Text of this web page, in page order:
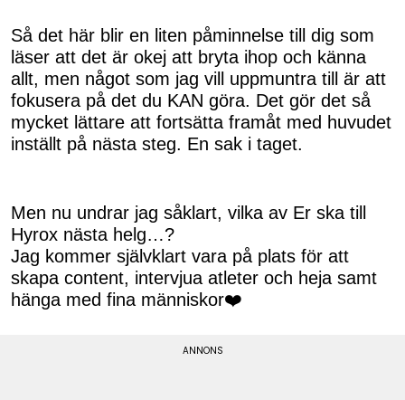
Så det här blir en liten påminnelse till dig som
läser att det är okej att bryta ihop och känna
allt, men något som jag vill uppmuntra till är att
fokusera på det du KAN göra. Det gör det så
mycket lättare att fortsätta framåt med huvudet
inställt på nästa steg. En sak i taget.
Men nu undrar jag såklart, vilka av Er ska till
Hyrox nästa helg…?
Jag kommer självklart vara på plats för att
skapa content, intervjua atleter och heja samt
hänga med fina människor❤️